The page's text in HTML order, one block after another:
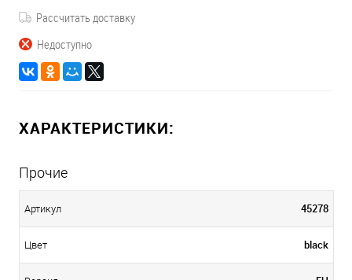
Рассчитать доставку
Недоступно
ХАРАКТЕРИСТИКИ:
Прочие
Артикул 45278
Цвет black